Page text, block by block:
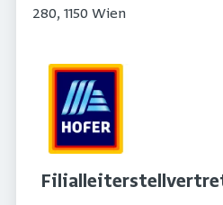
280, 1150 Wien